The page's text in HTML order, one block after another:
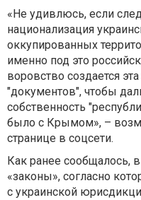
«Не удивлюсь, если
национализация
оккупированных
именно под это
воровство создается
"документов", чтобы
собственность
было с Крымом», –
странице в соцсети.
Как ранее
«законы», согласно
с украинской